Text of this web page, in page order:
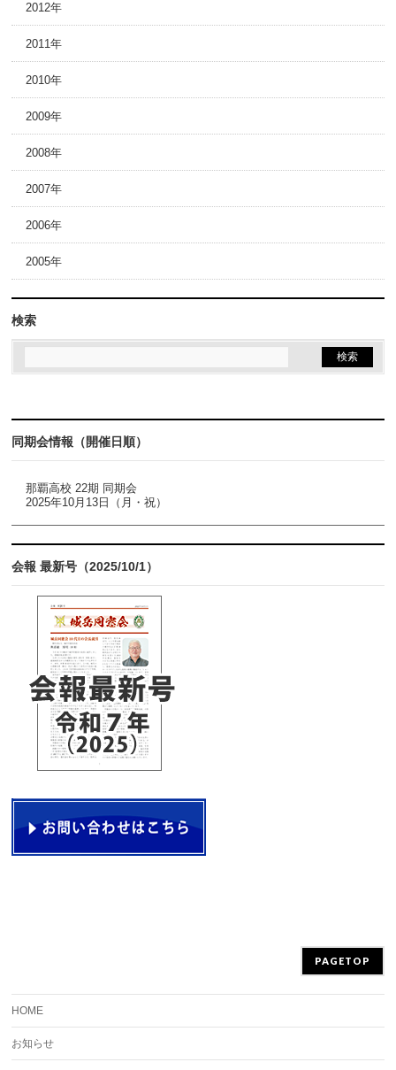
2012年
2011年
2010年
2009年
2008年
2007年
2006年
2005年
検索
同期会情報（開催日順）
那覇高校 22期 同期会
2025年10月13日（月・祝）
会報 最新号（2025/10/1）
PAGETOP
HOME
お知らせ